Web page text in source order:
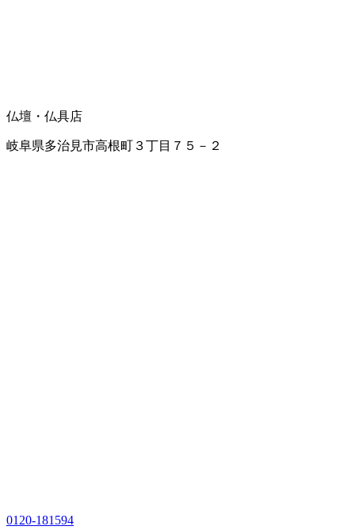
仏壇・仏具店
岐阜県多治見市高根町３丁目７５－２
0120-181594